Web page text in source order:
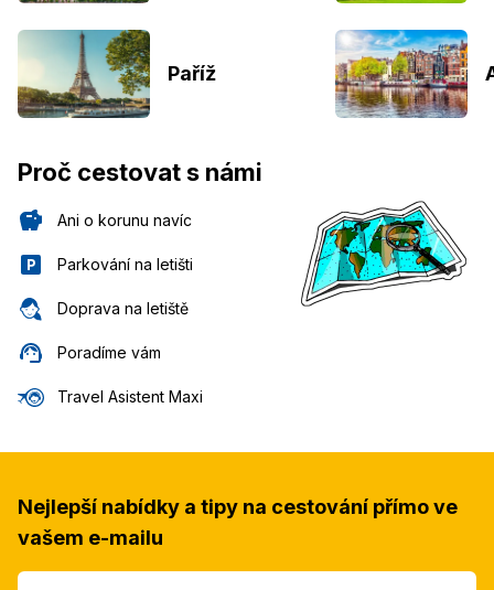
Paříž
Proč cestovat s námi
Ani o korunu navíc
Parkování na letišti
Doprava na letiště
Poradíme vám
Travel Asistent Maxi
Nejlepší nabídky a tipy na cestování přímo ve
vašem e-mailu